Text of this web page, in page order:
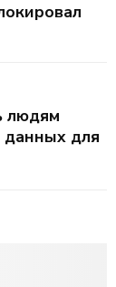
людям
данных для